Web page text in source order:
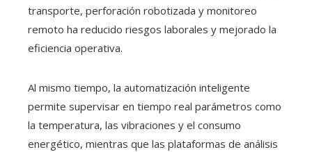
transporte, perforación robotizada y monitoreo
remoto ha reducido riesgos laborales y mejorado la
eficiencia operativa.
Al mismo tiempo, la automatización inteligente
permite supervisar en tiempo real parámetros como
la temperatura, las vibraciones y el consumo
energético, mientras que las plataformas de análisis